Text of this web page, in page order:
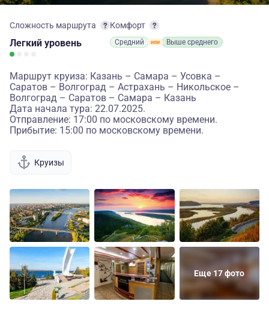
Сложность маршрута
Легкий уровень
Комфорт
Средний Выше среднего
Маршрут круиза: Казань – Самара – Усовка –
Саратов – Волгоград – Астрахань – Никольское –
Волгоград – Саратов – Самара – Казань
Дата начала тура: 22.07.2025.
Отправление: 17:00 по московскому времени.
Прибытие: 15:00 по московскому времени.
Круизы
Еще 17 фото